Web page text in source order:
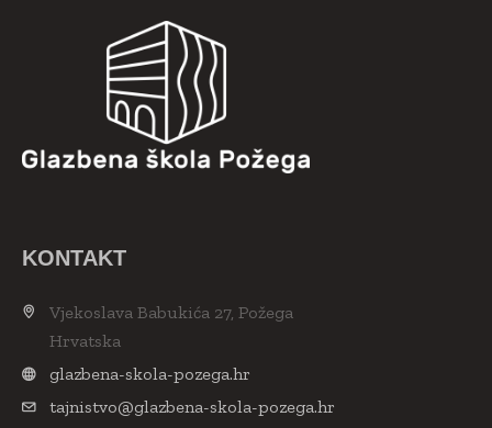
KONTAKT
Vjekoslava Babukića 27, Požega
Hrvatska
glazbena-skola-pozega.hr
tajnistvo@glazbena-skola-pozega.hr